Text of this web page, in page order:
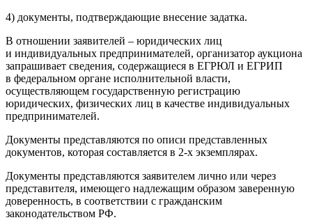
4) документы, подтверждающие внесение задатка.
В отношении заявителей – юридических лиц
и индивидуальных предпринимателей, организатор аукциона
запрашивает сведения, содержащиеся в ЕГРЮЛ и ЕГРИП
в федеральном органе исполнительной власти,
осуществляющем государственную регистрацию
юридических, физических лиц в качестве индивидуальных
предпринимателей.
Документы представляются по описи представленных
документов, которая составляется в 2-х экземплярах.
Документы представляются заявителем лично или через
представителя, имеющего надлежащим образом заверенную
доверенность, в соответствии с гражданским
законодательством РФ.